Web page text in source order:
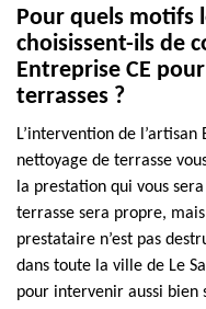
Pour quels motifs
choisissent-ils de
Entreprise CE
terrasses ?
L’intervention de l’artisan
nettoyage de terrasse
la prestation qui vous
terrasse sera propre,
prestataire n’est pas
dans toute la ville de Le
pour intervenir aussi bien